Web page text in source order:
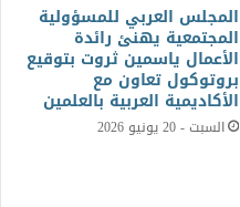
المجلس العربي للمسؤولية
المجتمعية يهنئ رائدة
الأعمال ياسمين ثروت بتوقيع
بروتوكول تعاون مع
الأكاديمية العربية بالعلمين
السبت - 20 يونيو 2026